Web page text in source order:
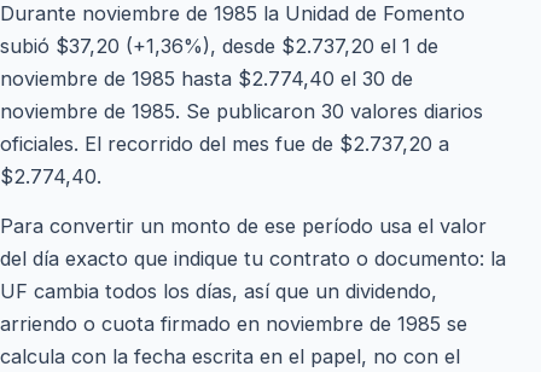
Durante noviembre de 1985 la Unidad de Fomento
subió $37,20 (+1,36%), desde $2.737,20 el 1 de
noviembre de 1985 hasta $2.774,40 el 30 de
noviembre de 1985. Se publicaron 30 valores diarios
oficiales. El recorrido del mes fue de $2.737,20 a
$2.774,40.
Para convertir un monto de ese período usa el valor
del día exacto que indique tu contrato o documento: la
UF cambia todos los días, así que un dividendo,
arriendo o cuota firmado en noviembre de 1985 se
calcula con la fecha escrita en el papel, no con el